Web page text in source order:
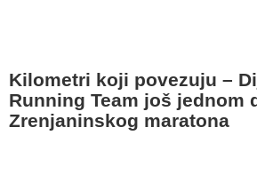
Kilometri koji povezuju –
Running Team još jednom
Zrenjaninskog maratona